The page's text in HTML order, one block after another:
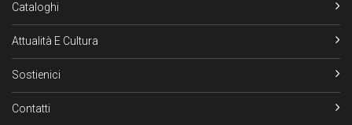
Cataloghi
Attualità E Cultura
Sostienici
Contatti